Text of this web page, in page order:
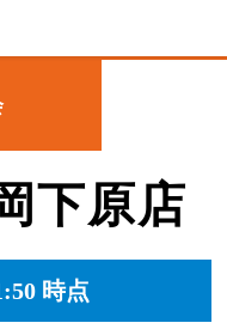
下原店
時点